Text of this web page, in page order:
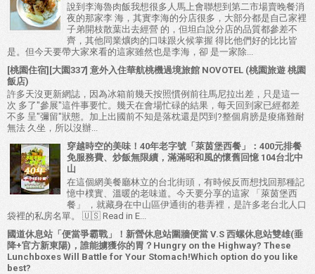
說到李海魯肉飯我想很多人馬上會聯想到第二市場賣晚餐消
夜的那家李 海，其實李海的分店很多，大部分都是自己家裡
子弟開枝散葉出去經營 的，但坦白說分店的品質都參差不
齊，其他同業爌肉的口味跟火候掌握 得比他們好的比比皆
是。但今天要帶大家來看的這家雖然也是李海，卻 是一家除...
[桃園住宿][大園337] 意外入住華航桃機過境旅館 NOVOTEL (桃園旅遊 桃園
飯店)
許多天沒更新網誌，因為冰箱前幾天按照慣例前往馬尼拉出差，只是這一
次 多了"參展"這件事要忙。幾天在會場忙碌的結果，每天回到家已經都差
不多 呈"彌留"狀態。加上出國前不知是落枕還是閃到?整個肩膀是痠痛難耐
無法 久坐，所以沒辦...
穿越時空的美味！40年老字號「萊茵堡西餐」：400元排餐
免服務費、炒飯無限續，滿滿昭和風的懷舊回憶 104台北中
山
在這個網美餐廳林立的台北街頭，有時候反而想找回那種記
憶中樸實、溫暖的老味道。今天要分享的這家 「萊茵堡西
餐」 ，就藏身在中山區伊通街的巷弄裡，是許多老台北人口
袋裡的私房名單。 🇺🇸 Read in E...
國道休息站「便當爭霸戰」！新營休息站圍牆便當 V.S 西螺休息站雙雄(垂
降+官方新東陽)，誰能擄獲你的胃？Hungry on the Highway? These
Lunchboxes Will Battle for Your Stomach!Which option do you like
best?